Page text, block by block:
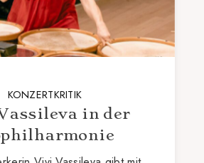
KONZERTKRITIK
in der